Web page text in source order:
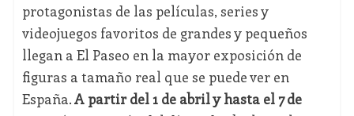
protagonistas de las películas, series y
videojuegos favoritos de grandes y pequeños
llegan a El Paseo en la mayor exposición de
figuras a tamaño real que se puede ver en
España.A partir del 1 de abril y hasta el 7 de